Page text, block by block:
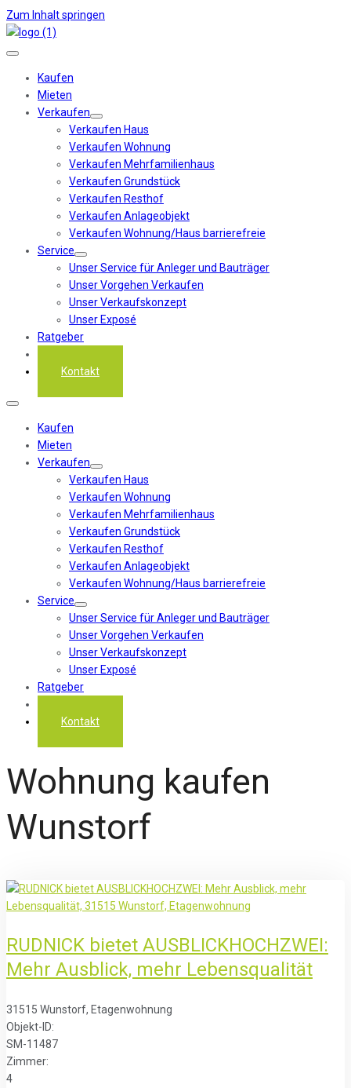
Zum Inhalt springen
Kaufen
Mieten
Verkaufen
Verkaufen Haus
Verkaufen Wohnung
Verkaufen Mehrfamilienhaus
Verkaufen Grundstück
Verkaufen Resthof
Verkaufen Anlageobjekt
Verkaufen Wohnung/Haus barrierefreie
Service
Unser Service für Anleger und Bauträger
Unser Vorgehen Verkaufen
Unser Verkaufskonzept
Unser Exposé
Ratgeber
Kontakt
Kaufen
Mieten
Verkaufen
Verkaufen Haus
Verkaufen Wohnung
Verkaufen Mehrfamilienhaus
Verkaufen Grundstück
Verkaufen Resthof
Verkaufen Anlageobjekt
Verkaufen Wohnung/Haus barrierefreie
Service
Unser Service für Anleger und Bauträger
Unser Vorgehen Verkaufen
Unser Verkaufskonzept
Unser Exposé
Ratgeber
Kontakt
Wohnung kaufen
Wunstorf
RUDNICK bietet AUSBLICKHOCHZWEI:
Mehr Ausblick, mehr Lebensqualität
31515 Wunstorf, Etagenwohnung
Objekt-ID:
SM-11487
Zimmer:
4